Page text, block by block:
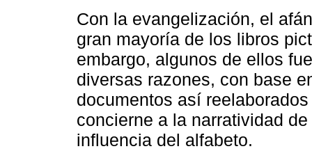
Con la evangelización, el
gran mayoría de los libros
embargo, algunos de ellos
diversas razones, con base
documentos así
concierne a la narratividad
influencia del alfabeto.